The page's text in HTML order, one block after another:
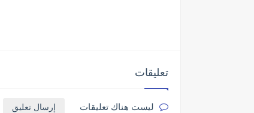
تعليقات
ليست هناك تعليقات إرسال تعليق